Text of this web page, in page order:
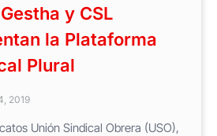
y CSL
la Plataforma
Plural
2019
Unión Sindical Obrera (USO),